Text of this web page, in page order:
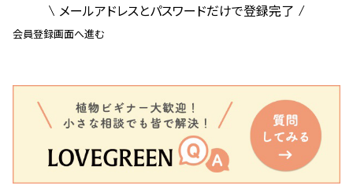
メールアドレスとパスワードだけで登録完了
会員登録画面へ進む